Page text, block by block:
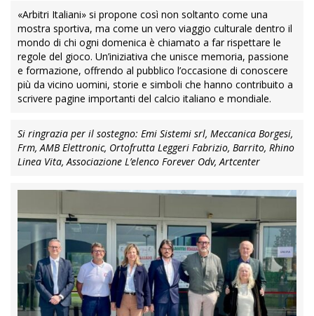
«Arbitri Italiani» si propone così non soltanto come una
mostra sportiva, ma come un vero viaggio culturale dentro il
mondo di chi ogni domenica è chiamato a far rispettare le
regole del gioco. Un’iniziativa che unisce memoria, passione
e formazione, offrendo al pubblico l’occasione di conoscere
più da vicino uomini, storie e simboli che hanno contribuito a
scrivere pagine importanti del calcio italiano e mondiale.
Si ringrazia per il sostegno: Emi Sistemi srl, Meccanica Borgesi,
Frm, AMB Elettronic, Ortofrutta Leggeri Fabrizio, Barrito, Rhino
Linea Vita, Associazione L’elenco Forever Odv, Artcenter